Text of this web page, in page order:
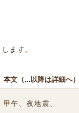
ます。
本文（...以降は詳細へ）
甲午、夜地震、